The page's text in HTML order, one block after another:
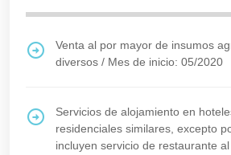
Venta al por mayor de insumos
diversos / Mes de inicio: 05/2020
Servicios de alojamiento en
residenciales similares, excepto
incluyen servicio de restaurante